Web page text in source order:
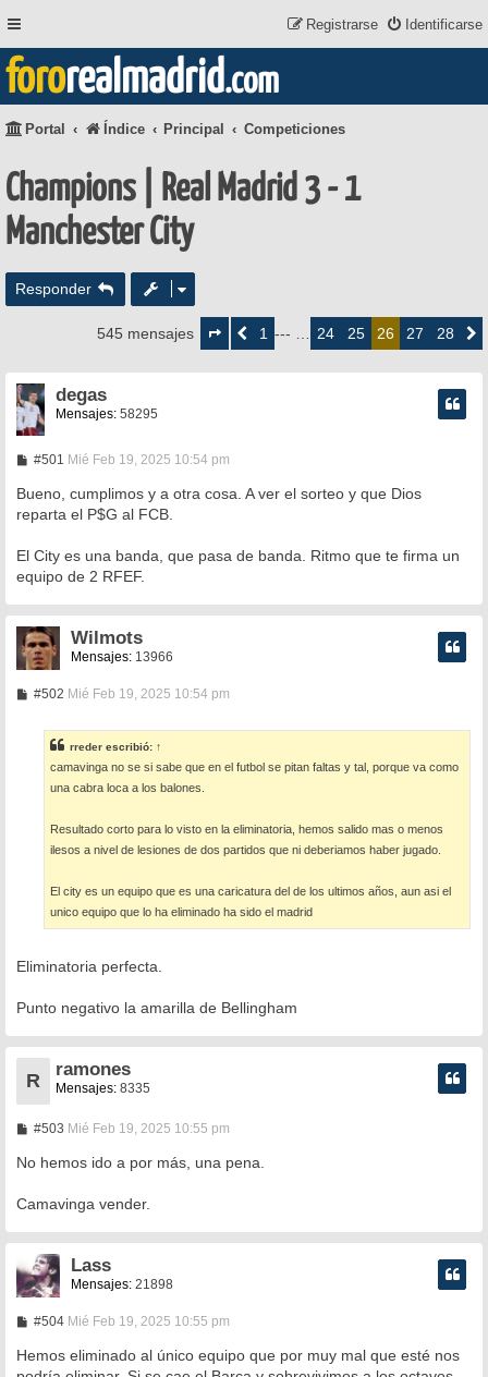
Identificarse
Registrarse
fororealmadrid.com
Portal Índice Principal Competiciones
Champions | Real Madrid 3 - 1
Manchester City
Responder
545 mensajes
Página
deAnterior1 --- … 24 25 26 27 28
degas
Mensajes:58295
#501 M
s
a
e
Mié Feb 19, 2025 10:54 pm
Bueno, cumplimos y a otra cosa. A ver el sorteo y que Dios
reparta el P$G al FCB.
El City es una banda, que pasa de banda. Ritmo que te firma un
equipo de 2 RFEF.
Wilmots
Mensajes: 13966
#502M
s
a
j
e
Mié Feb 19, 2025 10:54 pm
rreder escribió: ↑
camavinga no se si sabe que en el futbol se pitan faltas y tal, porque va como
una cabra loca a los balones.
Resultado corto para lo visto en la eliminatoria, hemos salido mas o menos
ilesos a nivel de lesiones de dos partidos que ni deberiamos haber jugado.
El city es un equipo que es una caricatura del de los ultimos años, aun asi el
unico equipo que lo ha eliminado ha sido el madrid
Eliminatoria perfecta.
Punto negativo la amarilla de Bellingham
R
ramones
Mensajes: 8335
#503M
n
s
j
Mié Feb 19, 2025 10:55 pm
No hemos ido a por más, una pena.
Camavinga vender.
Lass
Mensajes: 21898
#504M
n
s
Mié Feb 19, 2025 10:55 pm
Hemos eliminado al único equipo que por muy mal que esté nos